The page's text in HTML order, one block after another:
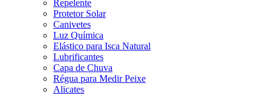
Repelente
Protetor Solar
Canivetes
Luz Química
Elástico para Isca Natural
Lubrificantes
Capa de Chuva
Régua para Medir Peixe
Alicates